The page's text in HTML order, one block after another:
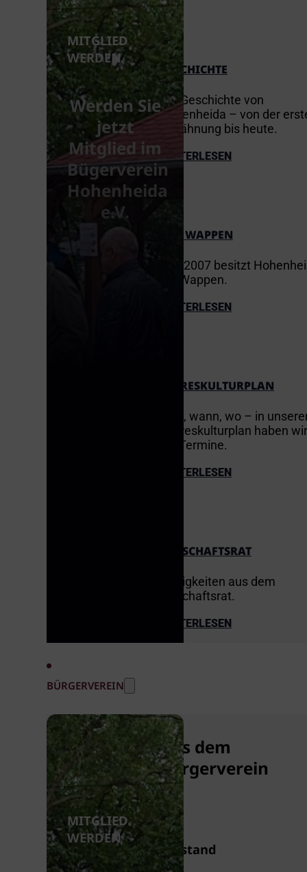
MITGLIED
WERDEN
Werden Sie
jetzt
Mitglied im
Bügerverein
Hohenheida
e.V.
GESCHICHTE
Die Geschichte von
Hohenheida – von der
Erwähnung bis heute.
WEITERLESEN
DAS WAPPEN
Seit 2007 besitzt
ein Wappen.
WEITERLESEN
JAHRESKULTURPLAN
Was, wann, wo – in
Jahreskulturplan haben wir
die Termine.
WEITERLESEN
ORTSCHAFTSRAT
Neuigkeiten aus dem
Ortschaftsrat.
WEITERLESEN
BÜRGERVEREIN
MITGLIED
WERDEN
Aus dem
Bürgerverein
Vorstand